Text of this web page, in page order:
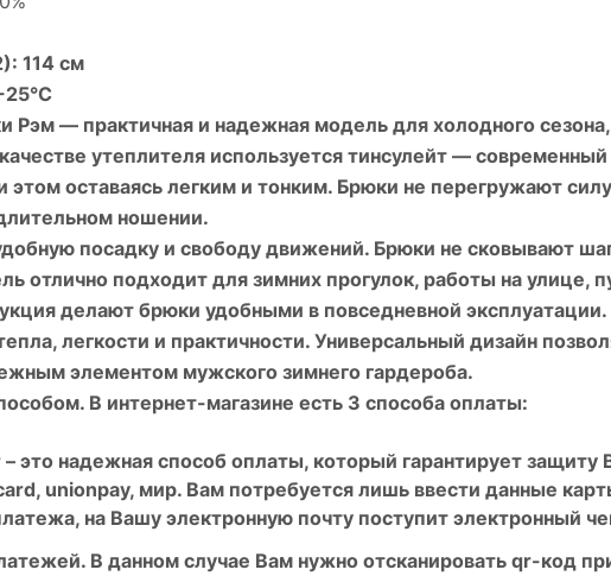
114 см
— практичная и надежная модель для холодного сезона,
утеплителя используется тинсулейт —
этом оставаясь легким и тонким. Брюки не перегружают
ношении.
посадку и свободу движений. Брюки не сковывают
отлично подходит для зимних прогулок, работы на улице,
делают брюки удобными в повседневной эксплуатации.
легкости и практичности. Универсальный дизайн
элементом мужского зимнего гардероба.
В интернет-магазине есть 3 способа оплаты:
– это надежная способ оплаты, который гарантирует
unionpay, мир. Вам потребуется лишь ввести данные
на Вашу электронную почту поступит электронный
В данном случае Вам нужно отсканировать qr-код